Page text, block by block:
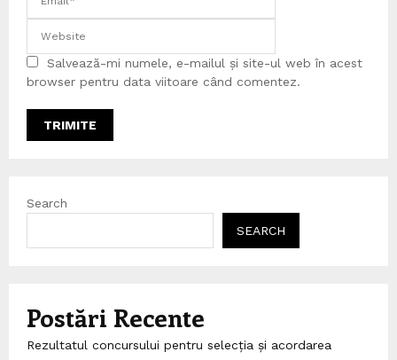
Salvează-mi numele, e-mailul și site-ul web în acest
browser pentru data viitoare când comentez.
Search
SEARCH
Postări Recente
Rezultatul concursului pentru selecția și acordarea